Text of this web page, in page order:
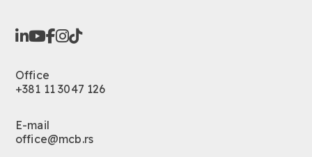
Office
+381 11 3047 126
E-mail
office@mcb.rs